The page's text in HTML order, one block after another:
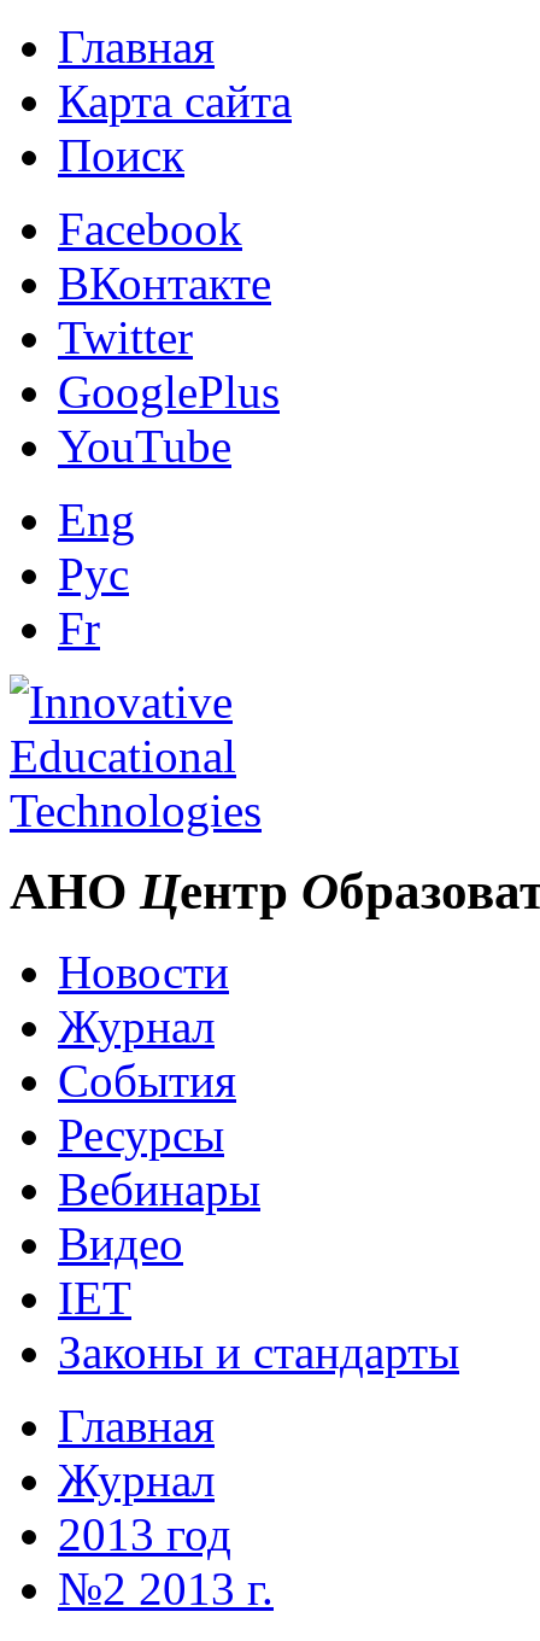
Главная
Карта сайта
Поиск
Facebook
ВКонтакте
Twitter
GooglePlus
YouTube
Eng
Рус
Fr
АНО Центр О
Новости
Журнал
События
Ресурсы
Вебинары
Видео
IET
Законы и стандарты
Главная
Журнал
2013 год
№2 2013 г.